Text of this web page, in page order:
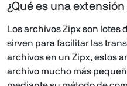
¿Qué es una
Los archivos Zipx son
sirven para facilitar las
archivos en un Zipx, estos
archivo mucho más